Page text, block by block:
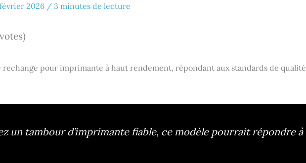
février 2026 / 3 minutes de lecture
rechange pour imprimante à haut rendement, répondant aux standards de qualité
un tambour d’imprimante fiable, ce modèle pourrait répondre à